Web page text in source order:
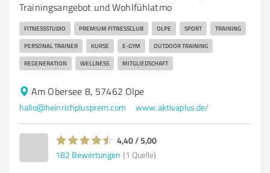
Trainingsangebot und Wohlfühlatmo
FITNESSSTUDIO PREMIUM FITNESSCLUB OLPE SPORT TRAINING
PERSONAL TRAINER KURSE E-GYM OUTDOOR TRAINING
REGENERATION WELLNESS MITGLIEDSCHAFT
Am Obersee 8, 57462 Olpe
hallo@heinrichplusprem.com www.aktivaplus.de/
4,40 / 5,00
182 Bewertungen (1 Quelle)